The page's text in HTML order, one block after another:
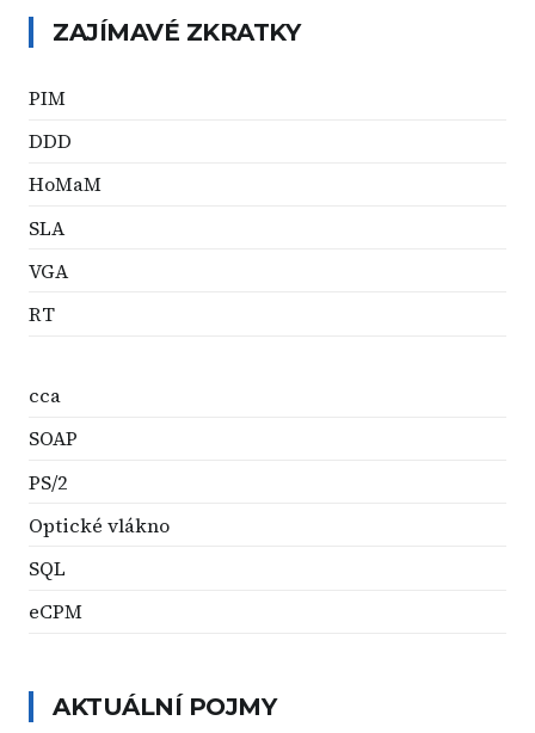
ZAJÍMAVÉ ZKRATKY
PIM
DDD
HoMaM
SLA
VGA
RT
cca
SOAP
PS/2
Optické vlákno
SQL
eCPM
AKTUÁLNÍ POJMY